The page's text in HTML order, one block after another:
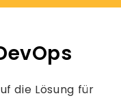
die Lösung für